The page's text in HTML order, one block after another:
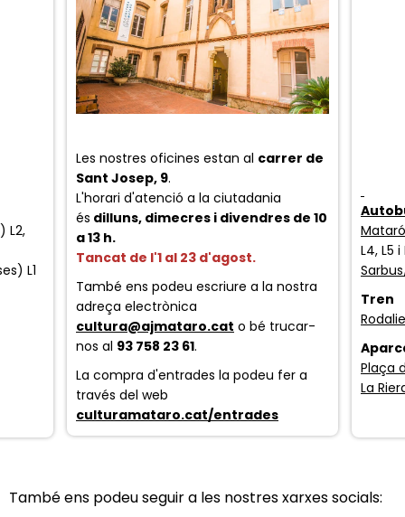
L2,
L1
Les nostres oficines estan al carrer de
Sant Josep, 9.
L'horari d'atenció a la ciutadania
és dilluns, dimecres i divendres de 10
a 13 h.
Tancat de l'1 al 23 d'agost.
També ens podeu escriure a la nostra
adreça electrònica
cultura@ajmataro.cat o bé trucar-
nos al 93 758 23 61.
La compra d'entrades la podeu fer a
través del web
culturamataro.cat/entrades
L4, L5 i
Tren
Plaça
La
També ens podeu seguir a les nostres xarxes socials: